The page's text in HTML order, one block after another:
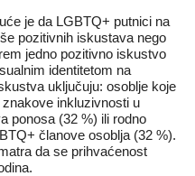
je da LGBTQ+ putnici na
pozitivnih iskustava nego
jedno pozitivno iskustvo
identitetom na
uključuju: osoblje koje
inkluzivnosti u
ponosa (32 %) ili rodno
članove osoblja (32 %).
da se prihvaćenost